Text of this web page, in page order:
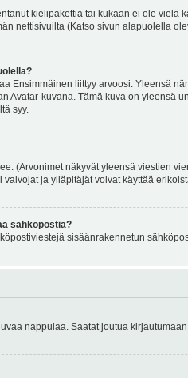
kielipakettia tai kukaan ei ole
nettisivuilta (Katso sivun alapuolella
Ensimmäinen liittyy arvoosi. Yleensä
Avatar-kuvana. Tämä kuva on yleensä
syy.
(Arvonimet näkyvät yleensä viestien
valvojat ja ylläpitäjät voivat käyttää
sähköpostia?
sisäänrakennetun
nappulaa. Saatat joutua